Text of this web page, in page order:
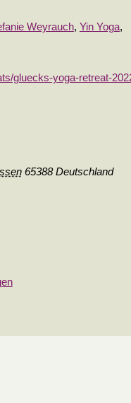
Weyrauch, Yin Yoga,
gluecks-yoga-retreat-
65388 Deutschland